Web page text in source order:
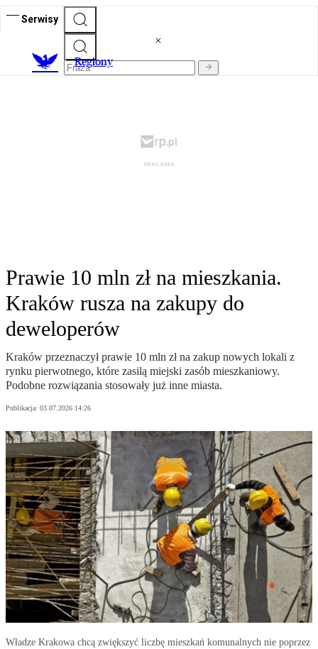
Serwisy
Regiony
Prawie 10 mln zł na mieszkania.
Kraków rusza na zakupy do
deweloperów
Kraków przeznaczył prawie 10 mln zł na zakup nowych lokali z
rynku pierwotnego, które zasilą miejski zasób mieszkaniowy.
Podobne rozwiązania stosowały już inne miasta.
Publikacja: 03.07.2026 14:26
Władze Krakowa chcą zwiększyć liczbę mieszkań komunalnych nie poprzez